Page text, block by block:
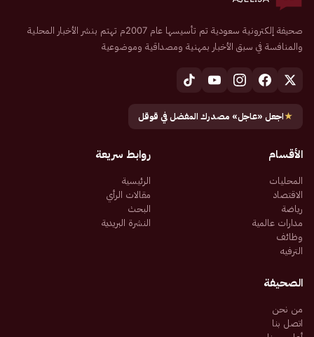
صحيفة إلكترونية سعودية تم تأسيسها عام 2007م تهتم بنشر الأخبار المحلية
والمنافسة في سبق الأخبار بمهنية ومصداقية وموضوعية
★اجعل «عاجل» مصدرك المفضل في قوقل
الأقسام
المحليات
الاقتصاد
رياضة
مدارات عالمية
وظائف
الترفيه
روابط سريعة
الرئيسية
مقالات الرأي
البحث
النشرة البريدية
الصحيفة
من نحن
اتصل بنا